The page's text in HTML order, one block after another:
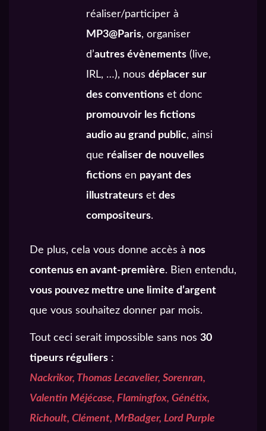
réaliser/participer à
MP3@Paris, organiser
d’autres évènements (live,
IRL, …), nousdéplacer sur
des conventions et donc
promouvoir les fictions
audio au grand public, ainsi
que réaliser de nouvelles
fictions en payant des
illustrateurs etdes
compositeurs.
De plus, cela vous donne accès à nos
contenus en avant-première. Bien entendu,
vous pouvez mettre une limite d’argent
que vous souhaitez donner par mois.
Tout ceci serait impossible sans nos 30
tipeurs réguliers :
Nackrikor, Thomas Lecavelier, Sorenran,
Valentin Méjécase, Flamingfox, Génétix,
Richoult, Clément, MrBadger, Lord Purple